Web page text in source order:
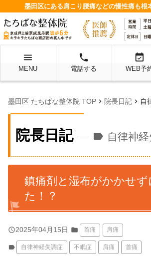
墨田区にある肩こり腰痛などの慢性痛も根
menu
MENU
local_phone
電話する
event_available
WEB予
墨田区 たちばな整体院 TOP chevron_right 院長日記 chevron_right 自
院長日記 label 自律神
鎮痛剤と湿布がかかせず
た！？
query_builder2025年04月15日 folder 首痛 肩痛
label 自律神経失調症 不眠症 肩痛 首痛